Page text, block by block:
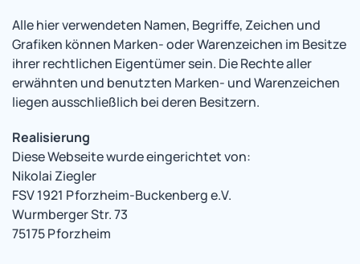
Alle hier verwendeten Namen, Begriffe, Zeichen und
Grafiken können Marken- oder Warenzeichen im Besitze
ihrer rechtlichen Eigentümer sein. Die Rechte aller
erwähnten und benutzten Marken- und Warenzeichen
liegen ausschließlich bei deren Besitzern.
Realisierung
Diese Webseite wurde eingerichtet von:
Nikolai Ziegler
FSV 1921 Pforzheim-Buckenberg e.V.
Wurmberger Str. 73
75175 Pforzheim